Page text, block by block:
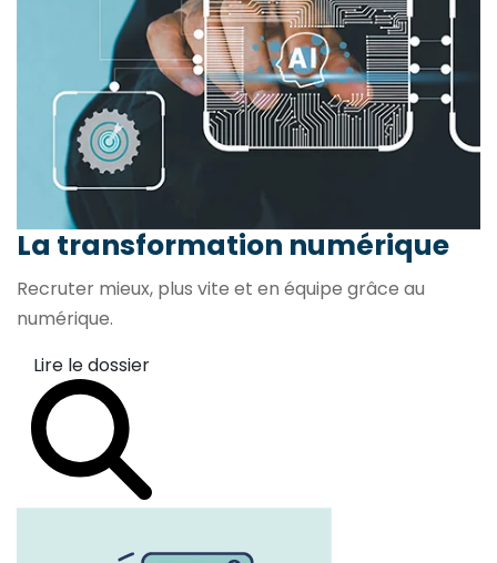
La transformation numérique
Recruter mieux, plus vite et en équipe grâce au
numérique.
Lire le dossier